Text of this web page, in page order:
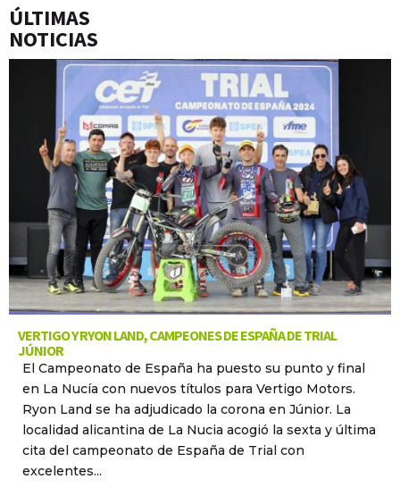
ÚLTIMAS
NOTICIAS
VERTIGO Y RYON LAND, CAMPEONES DE ESPAÑA DE TRIAL
JÚNIOR
El Campeonato de España ha puesto su punto y final
en La Nucía con nuevos títulos para Vertigo Motors.
Ryon Land se ha adjudicado la corona en Júnior. La
localidad alicantina de La Nucia acogió la sexta y última
cita del campeonato de España de Trial con
excelentes...